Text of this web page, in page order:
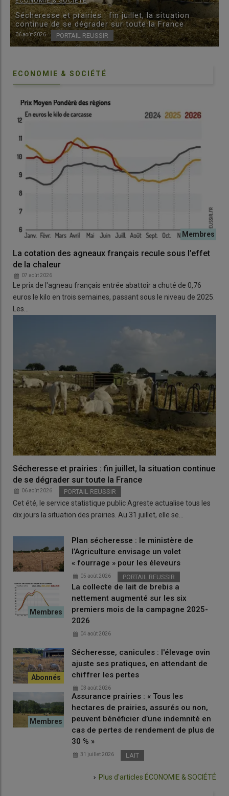
Sécheresse et prairies : fin juillet, la situation
continue de se dégrader sur toute la France
06 août 2026 PORTAIL REUSSIR
ECONOMIE & SOCIÉTÉ
La cotation des agneaux français recule sous l’effet
de la chaleur
07 août 2026
Le prix de l'agneau français entrée abattoir a chuté de 0,76
euros le kilo en trois semaines, passant sous le niveau de 2025.
Les…
Sécheresse et prairies : fin juillet, la situation continue
de se dégrader sur toute la France
06 août 2026 PORTAIL REUSSIR
Cet été, le service statistique public Agreste actualise tous les
dix jours la situation des prairies. Au 31 juillet, elle se…
Plan sécheresse : le ministère de
l’Agriculture envisage un volet
« fourrage » pour les éleveurs
05 août 2026 PORTAIL REUSSIR
La collecte de lait de brebis a
nettement augmenté sur les six
premiers mois de la campagne 2025-
2026
04 août 2026
Sécheresse, canicules : l'élevage ovin
ajuste ses pratiques, en attendant de
chiffrer les pertes
03 août 2026
Assurance prairies : « Tous les
hectares de prairies, assurés ou non,
peuvent bénéficier d’une indemnité en
cas de pertes de rendement de plus de
30 % »
31 juillet 2026 LAIT
Plus d'articles ÉCONOMIE & SOCIÉTÉ